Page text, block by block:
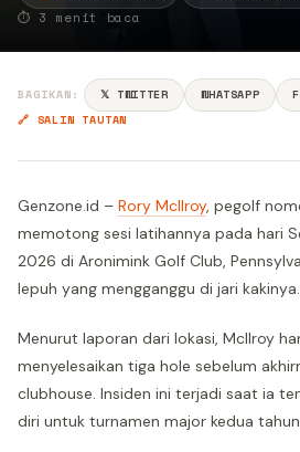
⏱ 3 menit baca
BAGIKAN: 𝕏 TWITTER WHATSAPP
🔗 SALIN TAUTAN
Genzone.id – Rory McIlroy, pegolf
memotong sesi latihannya pada hari
2026 di Aronimink Golf Club,
lepuh yang mengganggu di jari kakinya.
Menurut laporan dari lokasi, McIlroy
menyelesaikan tiga hole sebelum
clubhouse. Insiden ini terjadi saat ia
diri untuk turnamen major kedua